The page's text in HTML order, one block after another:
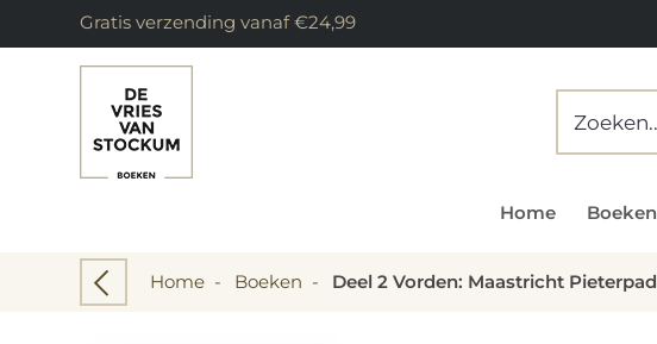
Gratis verzending vanaf €24,99
Home Boeken
Home - Boeken - Deel 2 Vorden: Maastricht Pieterpad